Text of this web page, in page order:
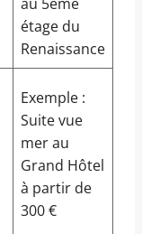
étage du
Renaissance
Exemple :
Suite vue
mer au
Grand Hôtel
à partir de
300 €